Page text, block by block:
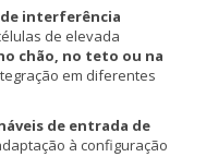
interferência
de elevada
chão, no teto ou na
em diferentes
de entrada de
à configuração